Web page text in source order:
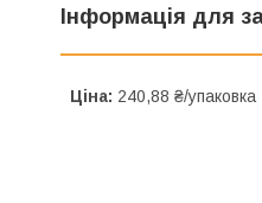
Інформація для
Ціна: 240,88 ₴/упаковка